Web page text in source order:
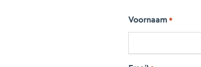
Voornaam *